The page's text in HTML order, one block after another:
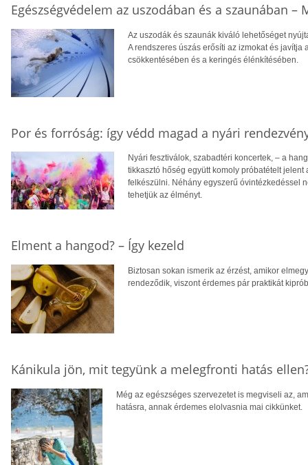
Egészségvédelem az uszodában és a szaunában
Az uszodák és szaunák kiváló lehetőséget
A rendszeres úszás erősíti az izmokat és
csökkentésében és a keringés élénkítésében.
Por és forróság: így védd magad a nyári
Nyári fesztiválok, szabadtéri koncertek, – a
tikkasztó hőség együtt komoly próbatételt
felkészülni. Néhány egyszerű óvintézkedéssel
tehetjük az élményt.
Elment a hangod? – Így kezeld
Biztosan sokan ismerik az érzést, amikor
rendeződik, viszont érdemes pár praktikát
Kánikula jön, mit tegyünk a melegfronti hatás
Még az egészséges szervezetet is megviseli az,
hatásra, annak érdemes elolvasnia mai cikkünket.